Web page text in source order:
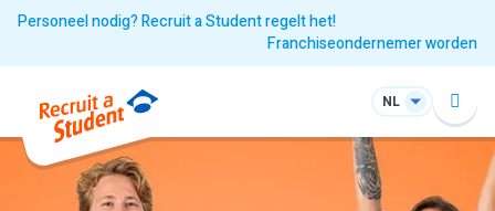
Personeel nodig? Recruit a Student regelt het!
Franchiseondernemer worden
NL